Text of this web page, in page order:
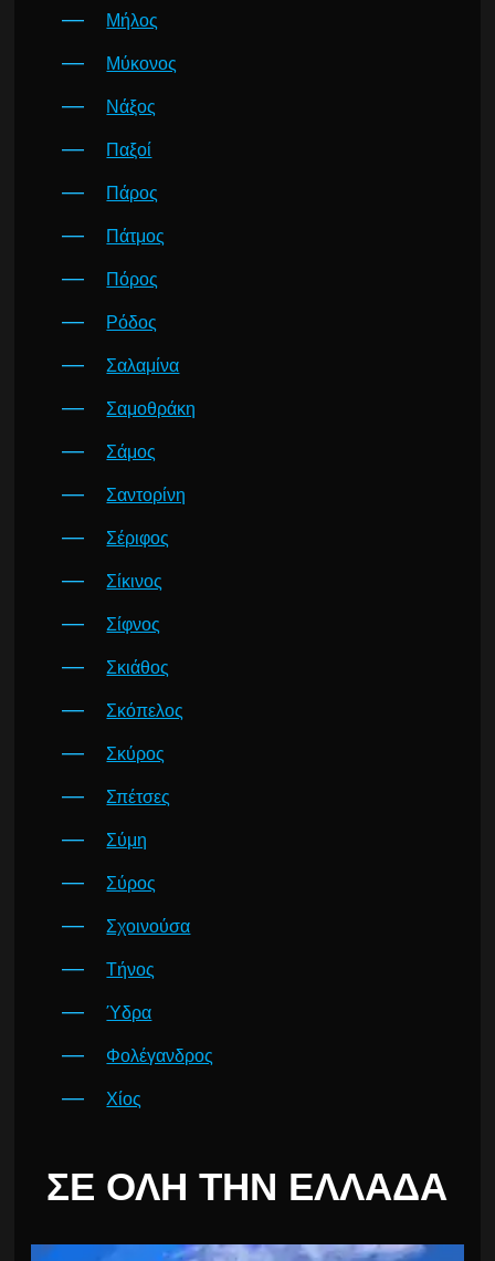
Μήλος
Μύκονος
Νάξος
Παξοί
Πάρος
Πάτμος
Πόρος
Ρόδος
Σαλαμίνα
Σαμοθράκη
Σάμος
Σαντορίνη
Σέριφος
Σίκινος
Σίφνος
Σκιάθος
Σκόπελος
Σκύρος
Σπέτσες
Σύμη
Σύρος
Σχοινούσα
Τήνος
Ύδρα
Φολέγανδρος
Χίος
ΣΕ ΌΛΗ ΤΗΝ ΕΛΛΆΔΑ